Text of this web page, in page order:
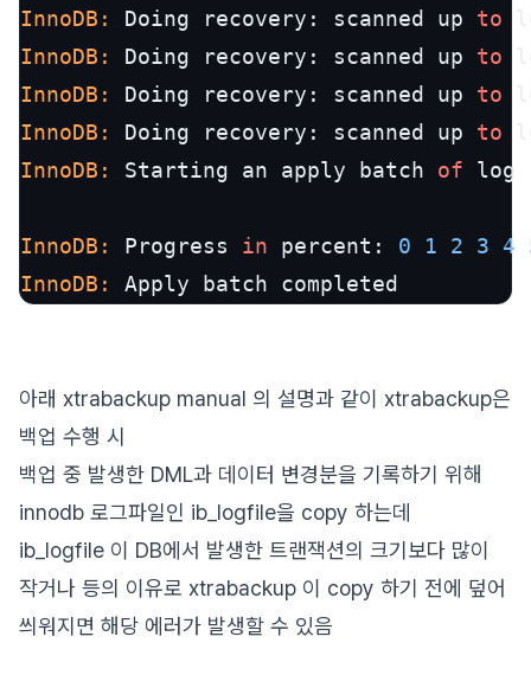
InnoDB:
Doing recovery: scanned up to
InnoDB:
Doing recovery: scanned up to
InnoDB:
Doing recovery: scanned up to
InnoDB:
Doing recovery: scanned up to
InnoDB:
Starting an apply batch of log
InnoDB: Progress in percent: 0 1 2 3 4
InnoDB:
Apply batch completed
아래 xtrabackup manual 의 설명과 같이 xtrabackup은
백업 수행 시
백업 중 발생한 DML과 데이터 변경분을 기록하기 위해
innodb 로그파일인 ib_logfile을 copy 하는데
ib_logfile 이 DB에서 발생한 트랜잭션의 크기보다 많이
작거나 등의 이유로 xtrabackup 이 copy 하기 전에 덮어
씌워지면 해당 에러가 발생할 수 있음